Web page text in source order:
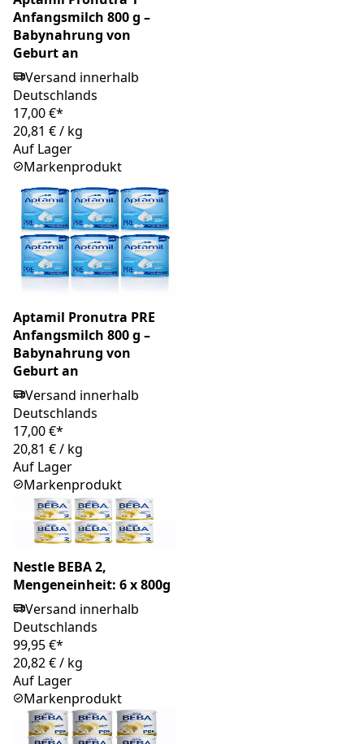
Anfangsmilch 800 g –
Babynahrung von
Geburt an
Versand innerhalb
Deutschlands
17,00 €*
20,81 €/ kg
Auf Lager
Markenprodukt
Aptamil Pronutra PRE
Anfangsmilch 800 g –
Babynahrung von
Geburt an
Versand innerhalb
Deutschlands
17,00 €*
20,81 €/ kg
Auf Lager
Markenprodukt
Nestle BEBA 2,
Mengeneinheit: 6 x 800g
Versand innerhalb
Deutschlands
99,95 €*
20,82 €/ kg
Auf Lager
Markenprodukt